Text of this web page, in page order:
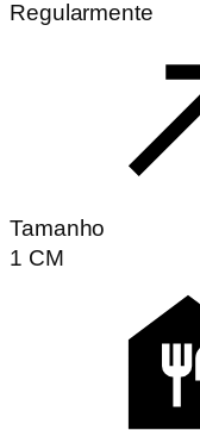
Regularmente
Tamanho
1 CM